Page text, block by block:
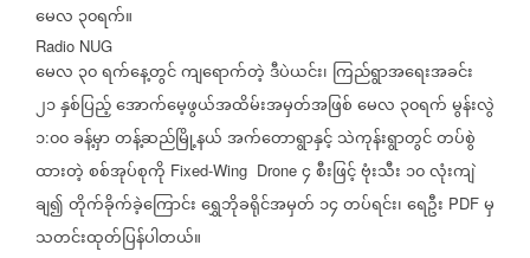
မေလ ၃၀ရက်။
Radio NUG
မေလ ၃၀ရက်နေ့တွင်ကျရောက်တဲ့ဒီပဲယင်း၊ ကြည်ရွာအရေးအခင်း
၂၁နှစ်ပြည့်အောက်မေ့ဖွယ်အထိမ်းအမှတ်အဖြစ်မေလ ၃၀ရက်မွန်းလွဲ
၁:၀၀ခန့်မှာတန့်ဆည်မြို့နယ်အက်တောရွာနှင့်သဲကုန်းရွာတွင်တပ်စွဲ
ထားတဲ့စစ်အုပ်စုကို Fixed-Wing Drone ၄စီးဖြင့်ဗုံးသီး ၁၀လုံးကျဲ
ချ၍တိုက်ခိုက်ခဲ့ကြောင်းရွှေဘိုခရိုင်အမှတ် ၁၄တပ်ရင်း၊ရေဦး PDF မှ
သတင်းထုတ်ပြန်ပါတယ်။